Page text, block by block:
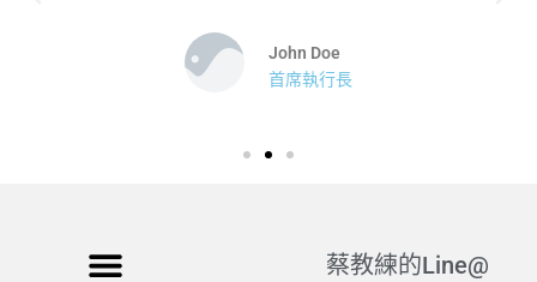
John Doe
首席執行長
蔡教練的Line@